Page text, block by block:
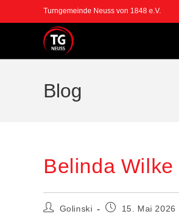
Inhalt
Turngemeinde Neuss von 1848 e.V.
Blog
Belinda
Beitrags-
Golinski
Beitrag15. Mai 2026